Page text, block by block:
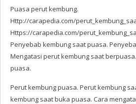
Puasa perut kembung.
Http://carapedia.com/
Https://carapedia.com/
Penyebab kembung saat puasa.
Mengatasi perut kembung saat
puasa.
Perut kembung puasa. Perut kembung
kembung saat buka puasa. Cara